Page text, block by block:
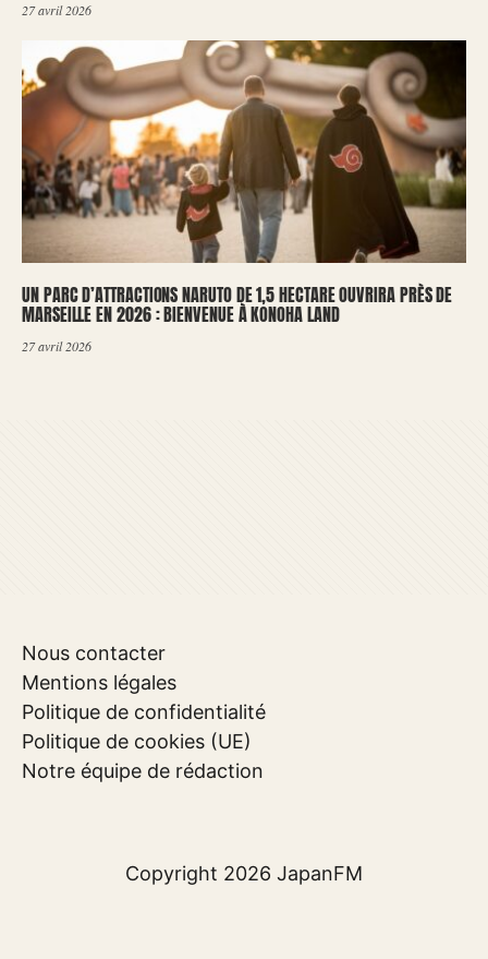
27 avril 2026
UN PARC D’ATTRACTIONS NARUTO DE 1,5 HECTARE OUVRIRA PRÈS DE
MARSEILLE EN 2026 : BIENVENUE À KONOHA LAND
27 avril 2026
Nous contacter
Mentions légales
Politique de confidentialité
Politique de cookies (UE)
Notre équipe de rédaction
Copyright 2026 JapanFM